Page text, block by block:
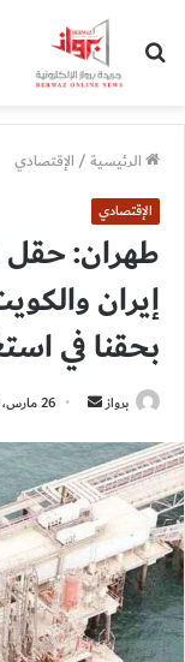
الرئيسية/الإقتصادي
الإقتصادي
طهران: حقل
إيران
بحقنا في
برواز
أرسل
إلكترونيا
26 مارس، 2022